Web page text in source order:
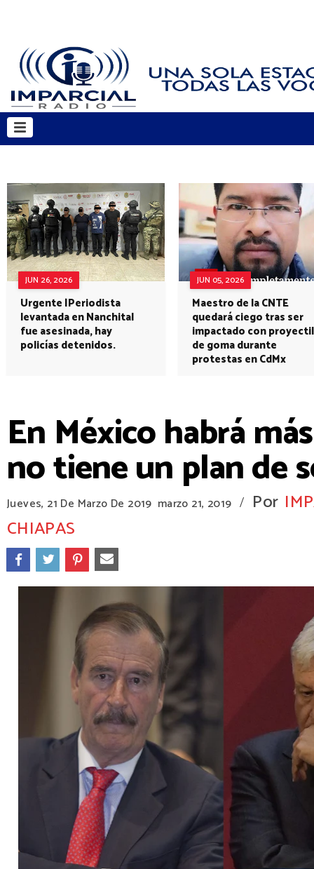
JUN 26, 2026
Urgente |Periodista
levantada en Nanchital
fue asesinada, hay
policías detenidos.
JUN 05, 2026
Maestro de la CNTE
quedará ciego tras ser
impactado con proyectil
de goma durante
protestas en CdMx
En México habrá
no tiene un plan de
Jueves, 21 De Marzo De 2019 marzo 21, 2019 / Por
CHIAPAS